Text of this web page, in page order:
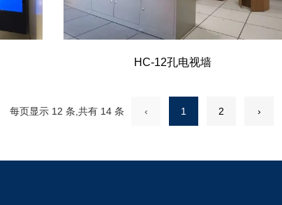
HC-12孔电视墙
每页显示 12 条,共有 14 条 ‹ 1 2 ›